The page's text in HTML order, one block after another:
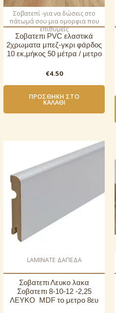
Σοβατεπί -για να δώσεις στο
πάτωμά σου μια ομορφια που
επιθυμείς
Σοβατεπι PVC ελαστικά
2χρωματα μπεζ-γκρι φάρδος
10 εκ,μήκος 50 μέτρα / μετρο
€4.50
ΠΡΟΣΘΉΚΗ ΣΤΟ
ΚΑΛΆΘΙ
LAMINATE ΔΑΠΕΔΑ
Σοβατεπι Λευκο λακα
Σοβατεπι 8-10-12 -2,25
ΛΕΥΚΟ MDF το μετρο 8ευ